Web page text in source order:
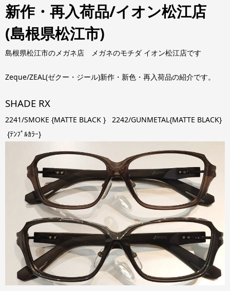
新作・再入荷品/イオン松江店
(島根県松江市)
島根県松江市のメガネ店 メガネのモチダ イオン松江店です
Zeque/ZEAL(ゼクー・ジール)新作・新色・再入荷品の紹介です。
SHADE RX
2241/SMOKE {MATTE BLACK } 2242/GUNMETAL{MATTE BLACK}
{ﾃﾝﾌﾟﾙｶﾗｰ}